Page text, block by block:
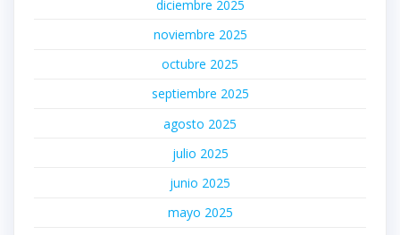
diciembre 2025
noviembre 2025
octubre 2025
septiembre 2025
agosto 2025
julio 2025
junio 2025
mayo 2025